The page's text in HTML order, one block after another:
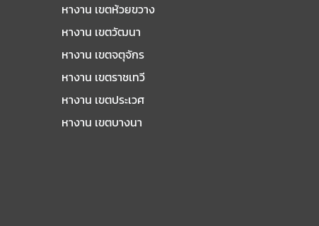
หางาน เขตห้วยขวาง
หางาน เขตวัฒนา
หางาน เขตจตุจักร
หางาน เขตราชเทวี
หางาน เขตประเวศ
หางาน เขตบางนา